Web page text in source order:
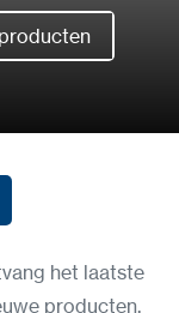
het laatste
producten.